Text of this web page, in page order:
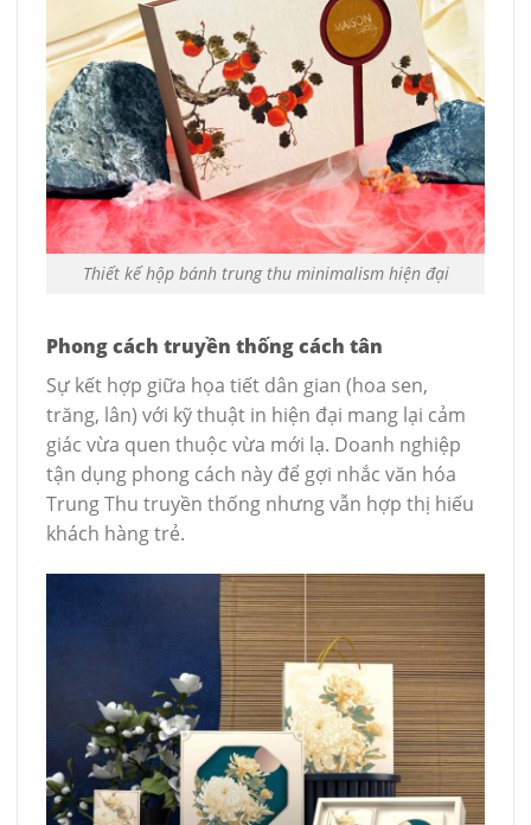
Thiết kế hộp bánh trung thu minimalism hiện đại
Phong cách truyền thống cách tân
Sự kết hợp giữa họa tiết dân gian (hoa sen,
trăng, lân) với kỹ thuật in hiện đại mang lại cảm
giác vừa quen thuộc vừa mới lạ. Doanh nghiệp
tận dụng phong cách này để gợi nhắc văn hóa
Trung Thu truyền thống nhưng vẫn hợp thị hiếu
khách hàng trẻ.